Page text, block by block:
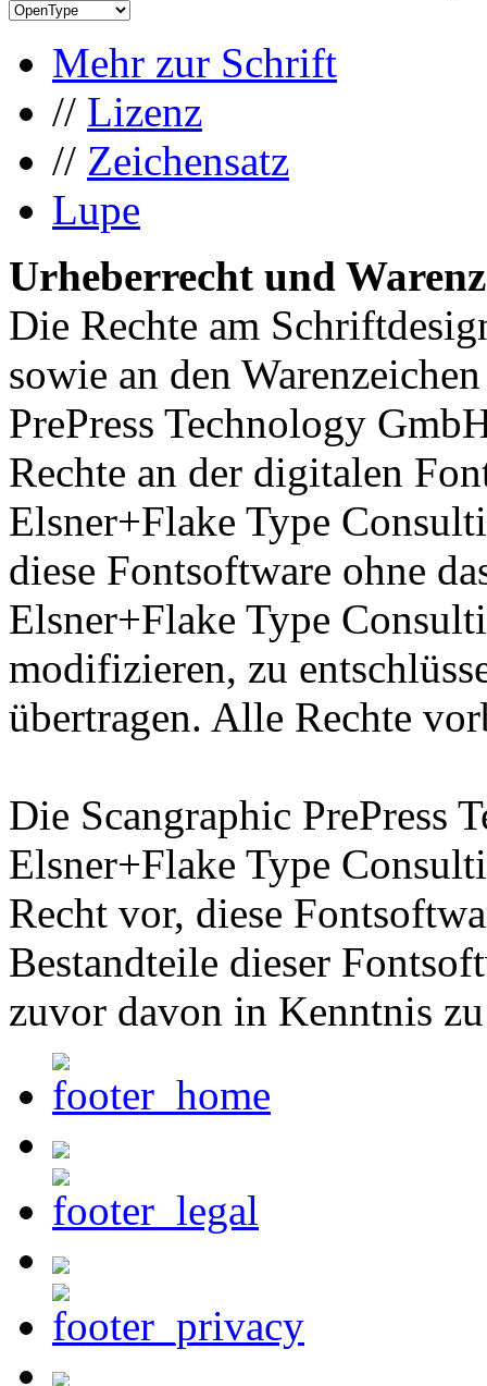
Mehr zur Schrift
// Lizenz
// Zeichensatz
Lupe
Urheberrecht und
Die Rechte am
sowie an den
PrePress Technology
Rechte an der digitalen
Elsner+Flake Type
diese Fontsoftware ohne
Elsner+Flake Type
modifizieren, zu
übertragen. Alle Rechte
Die Scangraphic PrePress
Elsner+Flake Type
Recht vor, diese
Bestandteile dieser
zuvor davon in Kenntnis zu